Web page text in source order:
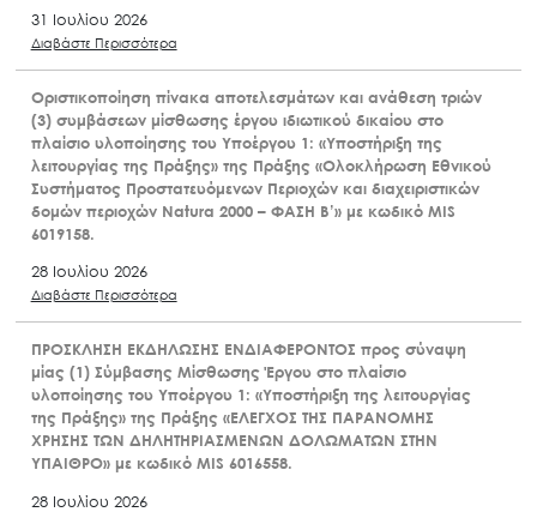
31 Ιουλίου 2026
Διαβάστε Περισσότερα
Οριστικοποίηση πίνακα αποτελεσμάτων και ανάθεση τριών
(3) συμβάσεων μίσθωσης έργου ιδιωτικού δικαίου στο
πλαίσιο υλοποίησης του Υποέργου 1: «Υποστήριξη της
λειτουργίας της Πράξης» της Πράξης «Ολοκλήρωση Εθνικού
Συστήματος Προστατευόμενων Περιοχών και διαχειριστικών
δομών περιοχών Natura 2000 – ΦΑΣΗ Β’» με κωδικό MIS
6019158.
28 Ιουλίου 2026
Διαβάστε Περισσότερα
ΠΡΟΣΚΛΗΣΗ ΕΚΔΗΛΩΣΗΣ ΕΝΔΙΑΦΕΡΟΝΤΟΣ προς σύναψη
μίας (1) Σύμβασης Μίσθωσης Έργου στο πλαίσιο
υλοποίησης του Υποέργου 1: «Υποστήριξη της λειτουργίας
της Πράξης» της Πράξης «ΕΛΕΓΧΟΣ ΤΗΣ ΠΑΡΑΝΟΜΗΣ
ΧΡΗΣΗΣ ΤΩΝ ΔΗΛΗΤΗΡΙΑΣΜΕΝΩΝ ΔΟΛΩΜΑΤΩΝ ΣΤΗΝ
ΥΠΑΙΘΡΟ» με κωδικό MIS 6016558.
28 Ιουλίου 2026